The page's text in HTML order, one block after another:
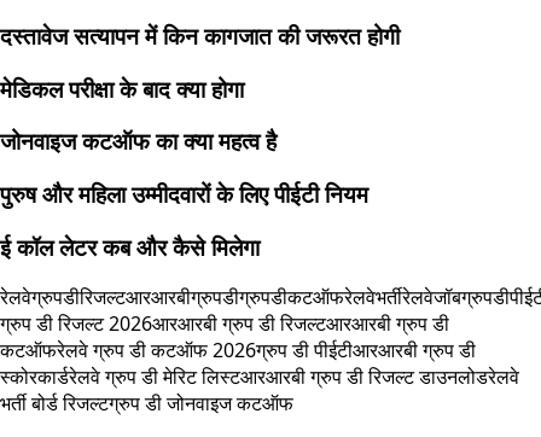
दस्तावेज सत्यापन में किन कागजात की जरूरत होगी
मेडिकल परीक्षा के बाद क्या होगा
जोनवाइज कटऑफ का क्या महत्व है
पुरुष और महिला उम्मीदवारों के लिए पीईटी नियम
ई कॉल लेटर कब और कैसे मिलेगा
रेलवेग्रुपडीरिजल्टआरआरबीग्रुपडीग्रुपडीकटऑफरेलवेभर्तीरेलवेजॉब
ग्रुप डी रिजल्ट 2026आरआरबी ग्रुप डी रिजल्टआरआरबी ग्रुप डी
कटऑफरेलवे ग्रुप डी कटऑफ 2026ग्रुप डी पीईटीआरआरबी ग्रुप डी
स्कोरकार्डरेलवे ग्रुप डी मेरिट लिस्टआरआरबी ग्रुप डी रिजल्ट डाउनलोडरेलवे
भर्ती बोर्ड रिजल्टग्रुप डी जोनवाइज कटऑफ